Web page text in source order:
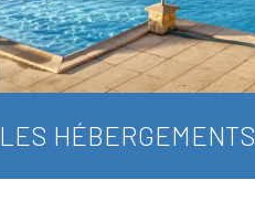
LES HÉBERGEMENTS